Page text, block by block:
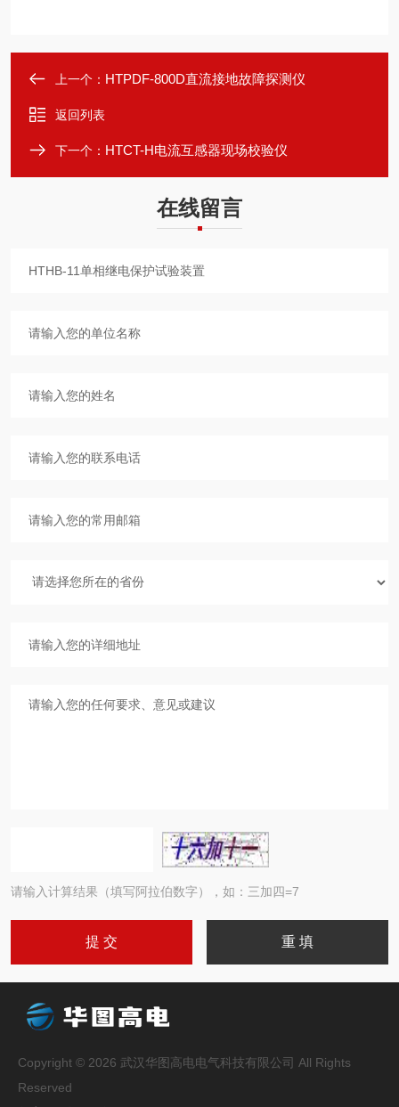
上一个： HTPDF-800D直流接地故障探测仪
返回列表
下一个： HTCT-H电流互感器现场校验仪
在线留言
请输入计算结果（填写阿拉伯数字），如：三加四=7
Copyright © 2026 武汉华图高电电气科技有限公司 All Rights
Reserved